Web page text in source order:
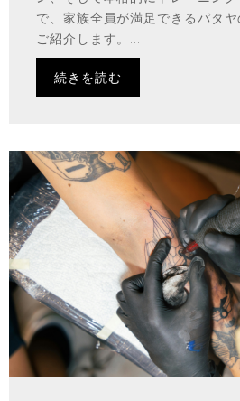
で、家族全員が満足できるパタ
ご紹介します。...
続きを読む